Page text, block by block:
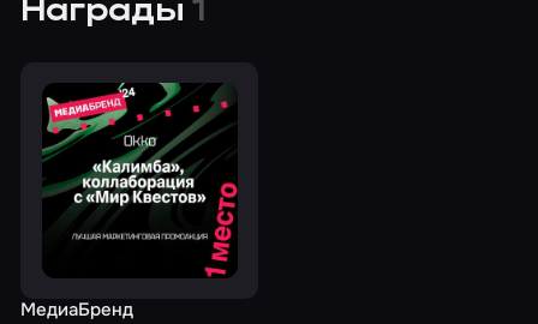
взрослых
Награды1
МедиаБренд